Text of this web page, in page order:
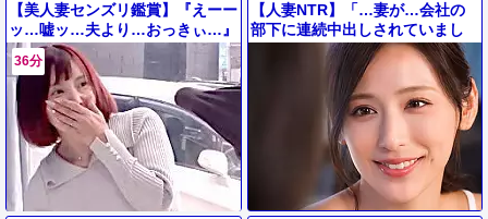
【美人妻センズリ鑑賞】『えーー
ッ…嘘ッ…夫より…おっきぃ…』
ＭＭ号で神乳おっぱい美女ママ他
人棒フェラ＆寝取りエッチ成功ｗ
36分
【人妻NTR】「…妻が…会社の
部下に連続中出しされていまし
た…」風俗遊びばかりしているデ
カチンの後輩に寝取られてしまっ